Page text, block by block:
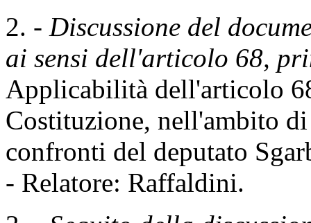
2. - Discussione del
ai sensi dell'articolo 68,
Applicabilità dell'articolo
Costituzione, nell'ambito
confronti del deputato
- Relatore: Raffaldini.